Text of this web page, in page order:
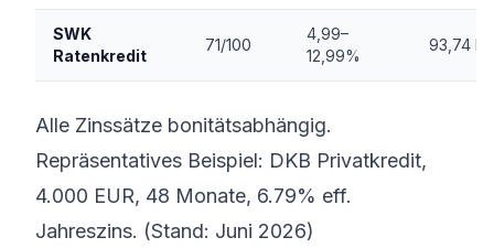
SWK
Ratenkredit
71/100
4,99–
12,99%
93,74
Alle Zinssätze bonitätsabhängig.
Repräsentatives Beispiel: DKB Privatkredit,
4.000 EUR, 48 Monate, 6.79% eff.
Jahreszins. (Stand: Juni 2026)